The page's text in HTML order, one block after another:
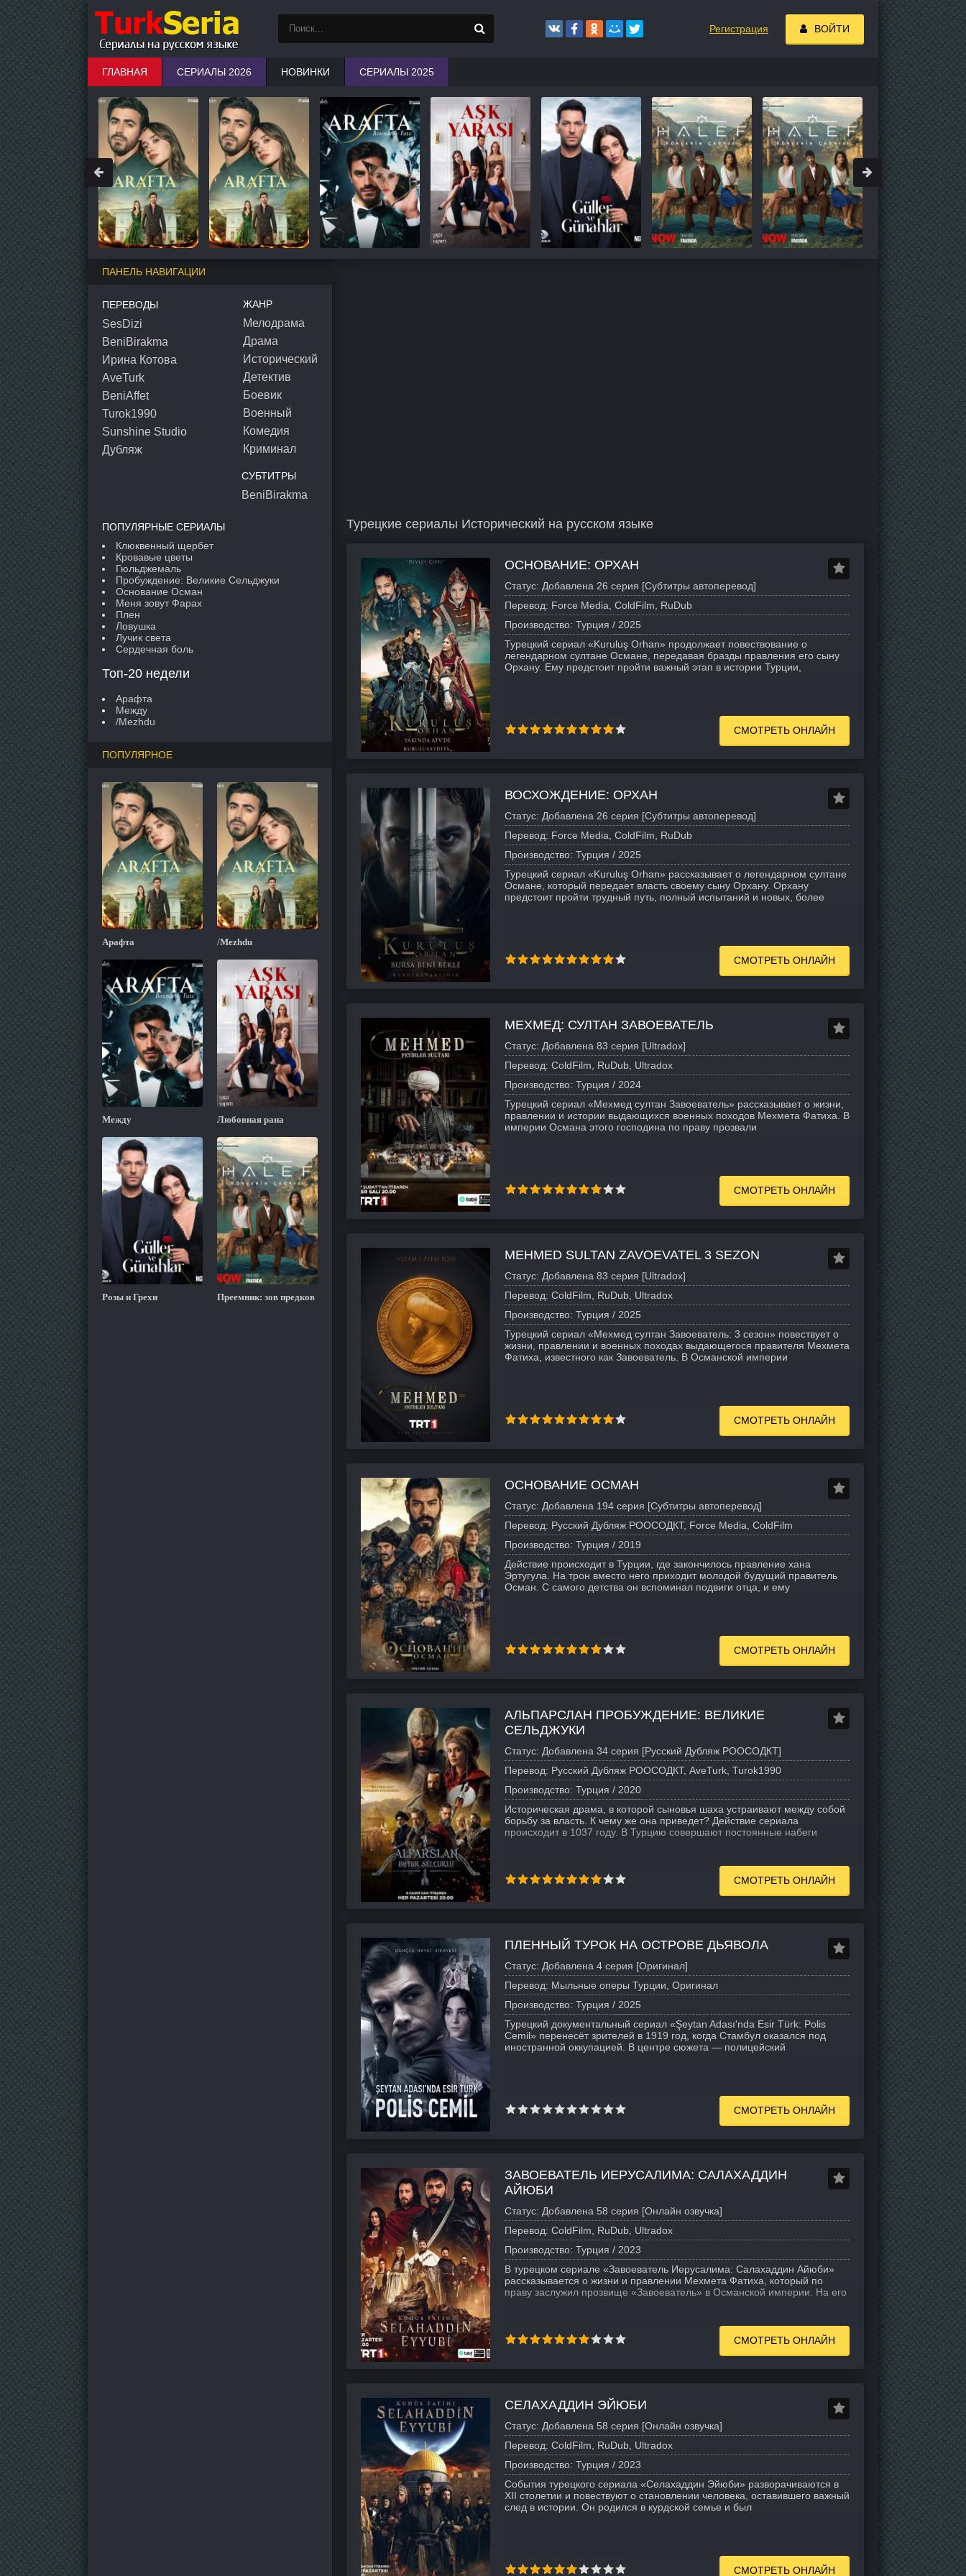
Турецкие сериалы Исторический на русском языке
ОСНОВАНИЕ: ОРХАН
Статус: Добавлена 26 серия [Субтитры автоперевод]
Перевод: Force Media, ColdFilm, RuDub
Производство: Турция / 2025
Турецкий сериал «Kuruluş Orhan» продолжает повествование о
легендарном султане Османе, передавая бразды правления его сыну
Орхану. Ему предстоит пройти важный этап в истории Турции,
СМОТРЕТЬ ОНЛАЙН
ВОСХОЖДЕНИЕ: ОРХАН
Статус: Добавлена 26 серия [Субтитры автоперевод]
Перевод: Force Media, ColdFilm, RuDub
Производство: Турция / 2025
Турецкий сериал «Kuruluş Orhan» рассказывает о легендарном султане
Османе, который передает власть своему сыну Орхану. Орхану
предстоит пройти трудный путь, полный испытаний и новых, более
СМОТРЕТЬ ОНЛАЙН
МЕХМЕД: СУЛТАН ЗАВОЕВАТЕЛЬ
Статус: Добавлена 83 серия [Ultradox]
Перевод: ColdFilm, RuDub, Ultradox
Производство: Турция / 2024
Турецкий сериал «Мехмед султан Завоеватель» рассказывает о жизни,
правлении и истории выдающихся военных походов Мехмета Фатиха. В
империи Османа этого господина по праву прозвали
СМОТРЕТЬ ОНЛАЙН
MEHMED SULTAN ZAVOEVATEL 3 SEZON
Статус: Добавлена 83 серия [Ultradox]
Перевод: ColdFilm, RuDub, Ultradox
Производство: Турция / 2025
Турецкий сериал «Мехмед султан Завоеватель: 3 сезон» повествует о
жизни, правлении и военных походах выдающегося правителя Мехмета
Фатиха, известного как Завоеватель. В Османской империи
СМОТРЕТЬ ОНЛАЙН
ОСНОВАНИЕ ОСМАН
Статус: Добавлена 194 серия [Субтитры автоперевод]
Перевод: Русский Дубляж РООСОДКТ, Force Media, ColdFilm
Производство: Турция / 2019
Действие происходит в Турции, где закончилось правление хана
Эртугула. На трон вместо него приходит молодой будущий правитель
Осман. С самого детства он вспоминал подвиги отца, и ему
СМОТРЕТЬ ОНЛАЙН
АЛЬПАРСЛАН ПРОБУЖДЕНИЕ: ВЕЛИКИЕ
СЕЛЬДЖУКИ
Статус: Добавлена 34 серия [Русский Дубляж РООСОДКТ]
Перевод: Русский Дубляж РООСОДКТ, AveTurk, Turok1990
Производство: Турция / 2020
Историческая драма, в которой сыновья шаха устраивают между собой
борьбу за власть. К чему же она приведет? Действие сериала
происходит в 1037 году. В Турцию совершают постоянные набеги
СМОТРЕТЬ ОНЛАЙН
ПЛЕННЫЙ ТУРОК НА ОСТРОВЕ ДЬЯВОЛА
Статус: Добавлена 4 серия [Оригинал]
Перевод: Мыльные оперы Турции, Оригинал
Производство: Турция / 2025
Турецкий документальный сериал «Şeytan Adası'nda Esir Türk: Polis
Cemil» перенесёт зрителей в 1919 год, когда Стамбул оказался под
иностранной оккупацией. В центре сюжета — полицейский
СМОТРЕТЬ ОНЛАЙН
ЗАВОЕВАТЕЛЬ ИЕРУСАЛИМА: САЛАХАДДИН
АЙЮБИ
Статус: Добавлена 58 серия [Онлайн озвучка]
Перевод: ColdFilm, RuDub, Ultradox
Производство: Турция / 2023
В турецком сериале «Завоеватель Иерусалима: Салахаддин Айюби»
рассказывается о жизни и правлении Мехмета Фатиха, который по
праву заслужил прозвище «Завоеватель» в Османской империи. На его
СМОТРЕТЬ ОНЛАЙН
СЕЛАХАДДИН ЭЙЮБИ
Статус: Добавлена 58 серия [Онлайн озвучка]
Перевод: ColdFilm, RuDub, Ultradox
Производство: Турция / 2023
События турецкого сериала «Селахаддин Эйюби» разворачиваются в
XII столетии и повествуют о становлении человека, оставившего важный
след в истории. Он родился в курдской семье и был
СМОТРЕТЬ ОНЛАЙН
ПАНЕЛЬ НАВИГАЦИИ
ПЕРЕВОДЫ
SesDizi
BeniBirakma
Ирина Котова
AveTurk
BeniAffet
Turok1990
Sunshine Studio
Дубляж
ЖАНР
Мелодрама
Драма
Исторический
Детектив
Боевик
Военный
Комедия
Криминал
СУБТИТРЫ
BeniBirakma
ПОПУЛЯРНЫЕ СЕРИАЛЫ
Клюквенный щербет
Кровавые цветы
Гюльджемаль
Пробуждение: Великие Сельджуки
Основание Осман
Меня зовут Фарах
Плен
Ловушка
Лучик света
Сердечная боль
Топ-20 недели
Арафта
Между
/Mezhdu
ПОПУЛЯРНОЕ
Арафта /Mezhdu
Между Любовная рана
Розы и Грехи Преемник: зов предков
Регистрация ВОЙТИ
ГЛАВНАЯ СЕРИАЛЫ 2026 НОВИНКИ СЕРИАЛЫ 2025